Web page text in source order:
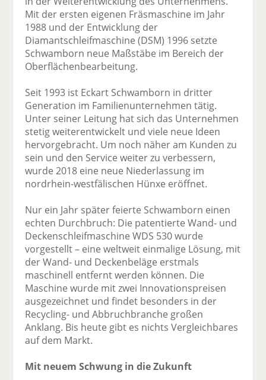
Mit der ersten eigenen Fräsmaschine im Jahr
1988 und der Entwicklung der
Diamantschleifmaschine (DSM) 1996 setzte
Schwamborn neue Maßstäbe im Bereich der
Oberflächenbearbeitung.
Seit 1993 ist Eckart Schwamborn in dritter
Generation im Familienunternehmen tätig.
Unter seiner Leitung hat sich das Unternehmen
stetig weiterentwickelt und viele neue Ideen
hervorgebracht. Um noch näher am Kunden zu
sein und den Service weiter zu verbessern,
wurde 2018 eine neue Niederlassung im
nordrhein-westfälischen Hünxe eröffnet.
Nur ein Jahr später feierte Schwamborn einen
echten Durchbruch: Die patentierte Wand- und
Deckenschleifmaschine WDS 530 wurde
vorgestellt – eine weltweit einmalige Lösung, mit
der Wand- und Deckenbeläge erstmals
maschinell entfernt werden können. Die
Maschine wurde mit zwei Innovationspreisen
ausgezeichnet und findet besonders in der
Recycling- und Abbruchbranche großen
Anklang. Bis heute gibt es nichts Vergleichbares
auf dem Markt.
Mit neuem Schwung in die Zukunft